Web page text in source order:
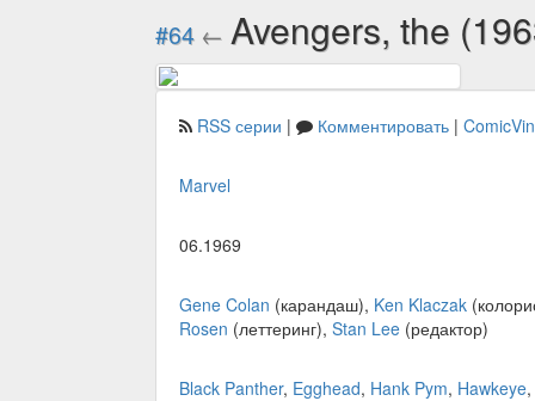
#64 ← Avengers, the
RSS серии | Комментировать |
Marvel
06.1969
Gene Colan (карандаш), Ken Klaczak
Rosen (леттеринг), Stan Lee (редактор)
Black Panther, Egghead, Hank Pym, Hawkeye,